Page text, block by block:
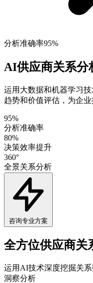
分析准确率95%
AI供应商关系分
运用大数据和机器学习
趋势和价值评估，为企
95%
分析准确率
80%
决策效率提升
360°
全景关系分析
咨询专业方案
全方位供应商关
运用AI技术深度挖掘关
洞察分析